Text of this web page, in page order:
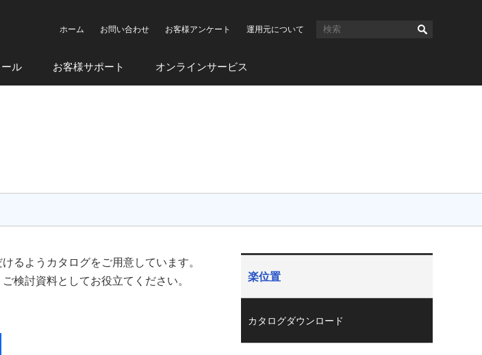
ホーム
お問い合わせ お客様アンケート 運用元について
ル お客様サポート オンラインサービス
るようカタログをご用意しています。
検討資料としてお役立てください。
楽位置
カタログダウンロード